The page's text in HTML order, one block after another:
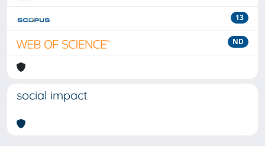
13
ND
social impact